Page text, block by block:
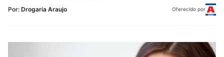
Por: Drogaria Araujo Oferecido por